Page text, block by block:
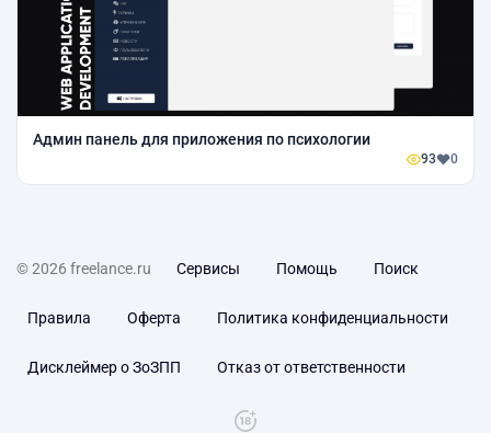
Админ панель для приложения по психологии
93 0
© 2026 freelance.ru Сервисы Помощь Поиск
Правила Оферта Политика конфиденциальности
Дисклеймер о ЗоЗПП Отказ от ответственности